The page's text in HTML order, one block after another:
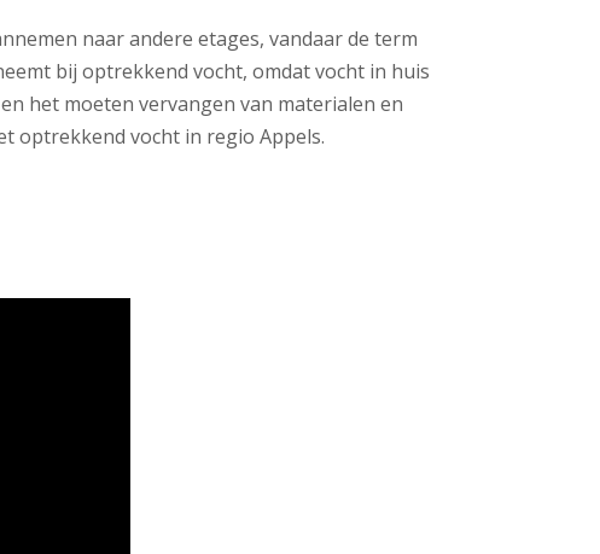
naar andere etages, vandaar de term
bij optrekkend vocht, omdat vocht in huis
het moeten vervangen van materialen en
optrekkend vocht in regio Appels.